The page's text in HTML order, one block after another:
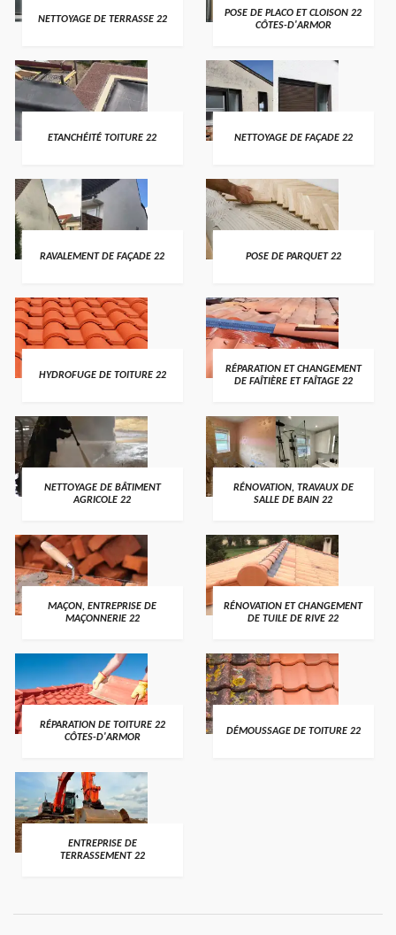
NETTOYAGE DE TERRASSE 22
POSE DE PLACO ET CLOISON 22
CÔTES-D'ARMOR
ETANCHÉITÉ TOITURE 22 NETTOYAGE DE FAÇADE 22
RAVALEMENT DE FAÇADE 22 POSE DE PARQUET 22
HYDROFUGE DE TOITURE 22
RÉPARATION ET CHANGEMENT
DE FAÎTIÈRE ET FAÎTAGE 22
NETTOYAGE DE BÂTIMENT
AGRICOLE 22
RÉNOVATION, TRAVAUX DE
SALLE DE BAIN 22
MAÇON, ENTREPRISE DE
MAÇONNERIE 22
RÉNOVATION ET CHANGEMENT
DE TUILE DE RIVE 22
RÉPARATION DE TOITURE 22
CÔTES-D'ARMOR
DÉMOUSSAGE DE TOITURE 22
ENTREPRISE DE
TERRASSEMENT 22